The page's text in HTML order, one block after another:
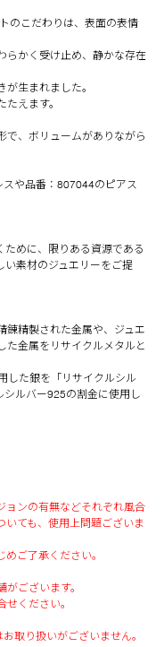
のこだわりは、表面の表情
らかく受け止め、静かな存在
生まれました。
えます。
で、ボリュームがありながら
や品番：807044のピアス
ために、限りある資源である
い素材のジュエリーをご提
錬精製された金属や、ジュエ
た金属をリサイクルメタルと
した銀を「リサイクルシル
ルバー925の割金に使用し
ンの有無などそれぞれ風合
いても、使用上問題ございま
ご了承ください。
ございます。
ください。
取り扱いがございません。